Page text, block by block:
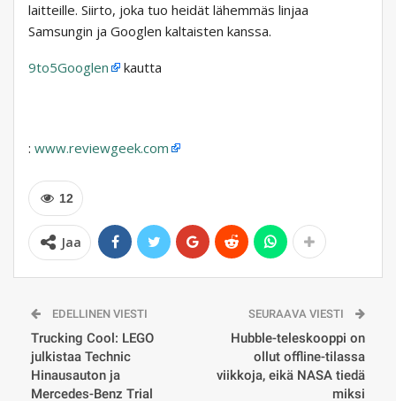
laitteille. Siirto, joka tuo heidät lähemmäs linjaa
Samsungin ja Googlen kaltaisten kanssa.
9to5Googlen kautta
: www.reviewgeek.com
12
Jaa
EDELLINEN VIESTI
Trucking Cool: LEGO
julkistaa Technic
Hinausauton ja
Mercedes-Benz Trial
SEURAAVA VIESTI
Hubble-teleskooppi on
ollut offline-tilassa
viikkoja, eikä NASA tiedä
miksi